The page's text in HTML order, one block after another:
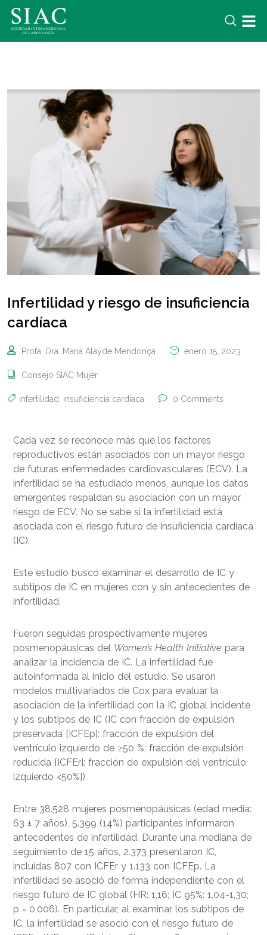
Infertilidad y riesgo de insuficiencia
cardíaca
Profa. Dra. Maria Alayde Mendonça enero 15, 2023
Consejo SIAC Mujer
infertilidad insuficiencia cardíaca 0 Comments
Cada vez se reconoce más que los factores
reproductivos están asociados con un mayor riesgo
de futuras enfermedades cardiovasculares (ECV). La
infertilidad se ha estudiado menos, aunque los datos
emergentes respaldan su asociación con un mayor
riesgo de ECV. No se sabe si la infertilidad está
asociada con el riesgo futuro de insuficiencia cardíaca
(IC).
Este estudio buscó examinar el desarrollo de IC y
subtipos de IC en mujeres con y sin antecedentes de
infertilidad.
Fueron seguidas prospectivamente mujeres
posmenopáusicas del Women’s Health Initiative para
analizar la incidencia de IC. La infertilidad fue
autoinformada al inicio del estudio. Se usaron
modelos multivariados de Cox para evaluar la
asociación de la infertilidad con la IC global incidente
y los subtipos de IC (IC con fracción de expulsión
preservada [ICFEp]: fracción de expulsión del
ventrículo izquierdo de ≥50 %; fracción de expulsión
reducida [ICFEr]: fracción de expulsión del ventrículo
izquierdo <50%]).
Entre 38.528 mujeres posmenopáusicas (edad media:
63 ± 7 años), 5.399 (14%) participantes informaron
antecedentes de infertilidad. Durante una mediana de
seguimiento de 15 años, 2.373 presentaron IC,
incluidas 807 con ICFEr y 1.133 con ICFEp. La
infertilidad se asoció de forma independiente con el
riesgo futuro de IC global (HR: 1,16; IC 95%: 1,04-1,30;
p = 0,006). En particular, al examinar los subtipos de
IC, la infertilidad se asoció con el riesgo futuro de